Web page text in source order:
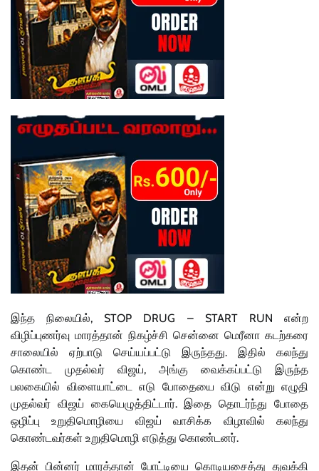
இந்த நிலையில், STOP DRUG – START RUN என்ற
விழிப்புணர்வு மாரத்தான் நிகழ்ச்சி சென்னை மெரீனா கடற்கரை
சாலையில் ஏற்பாடு செய்யப்பட்டு இருந்தது. இதில் கலந்து
கொண்ட முதல்வர் விஜய், அங்கு வைக்கப்பட்டு இருந்த
பலகையில் விளையாட்டை எடு போதையை விடு என்று எழுதி
முதல்வர் விஜய் கையெழுத்திட்டார். இதை தொடர்ந்து போதை
ஒழிப்பு உறுதிமொழியை விஜய் வாசிக்க விழாவில் கலந்து
கொண்டவர்கள் உறுதிமொழி எடுத்து கொண்டனர்.
இதன் பின்னர் மாரத்தான் போட்டியை கொடியசைத்து துவக்கி